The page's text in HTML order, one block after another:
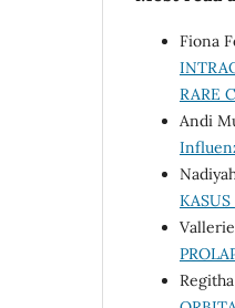
Fiona
RARE
Andi
KASUS